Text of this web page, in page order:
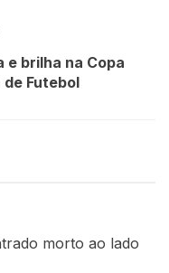
brilha na Copa
de Futebol
morto ao lado